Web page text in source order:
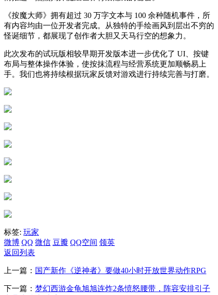
《按魔大师》拥有超过 30 万字文本与 100 余种随机事件，所
有内容均由一位开发者完成。从独特的手绘画风到层出不穷的
怪诞细节，都展现了创作者大胆又天马行空的想象力。
此次发布的试玩版相较早期开发版本进一步优化了 UI、按键
布局与整体操作体验，使按抹流程与经营系统更加顺畅易上
手。我们也将持续根据玩家反馈对游戏进行持续完善与打磨。
标签: 玩家
微博 QQ 微信 豆瓣 QQ空间 领英
返回列表
上一篇： 国产新作《逆神者》要做40小时开放世界动作RPG
下一篇： 梦幻西游金龟旭旭连炸2条愤怒腰带，阵容安排引子